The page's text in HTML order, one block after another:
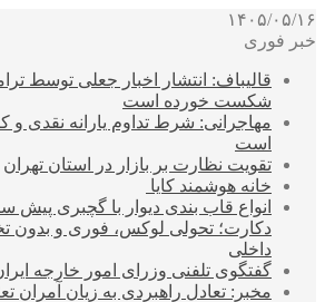
۱۴۰۵/۰۵/۱۶
خبر فوری
قالیباف: انتشار اخبار جعلی توسط
شکست خورده است
مهاجرانی: شرط تداوم یارانه نقدی و
است
تقویت نظارت بر بازار در استان تهران
خانه هوشمند کایا
انواع قاب بندی دیوار با گچبری پیش
دکارت؛ تحولی لوکس، فوری و بدون
داخلی
گفتگوی تلفنی وزرای امور خارجه
مخبر: تعادل راهبردی به زیان